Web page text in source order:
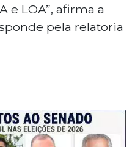
e LOA”, afirma a
pela relatoria